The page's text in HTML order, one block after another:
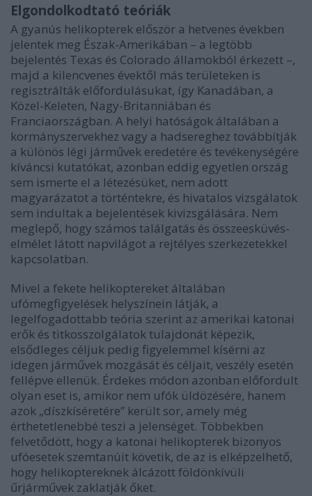
Elgondolkodtató teóriák
A gyanús helikopterek először a hetvenes években
jelentek meg Észak-Amerikában – a legtöbb
bejelentés Texas és Colorado államokból érkezett –,
majd a kilencvenes évektől más területeken is
regisztrálták előfordulásukat, így Kanadában, a
Közel-Keleten, Nagy-Britanniában és
Franciaországban. A helyi hatóságok általában a
kormányszervekhez vagy a hadsereghez továbbítják
a különös légi járművek eredetére és tevékenységére
kíváncsi kutatókat, azonban eddig egyetlen ország
sem ismerte el a létezésüket, nem adott
magyarázatot a történtekre, és hivatalos vizsgálatok
sem indultak a bejelentések kivizsgálására. Nem
meglepő, hogy számos találgatás és összeesküvés-
elmélet látott napvilágot a rejtélyes szerkezetekkel
kapcsolatban.
Mivel a fekete helikoptereket általában
ufómegfigyelések helyszínein látják, a
legelfogadottabb teória szerint az amerikai katonai
erők és titkosszolgálatok tulajdonát képezik,
elsődleges céljuk pedig figyelemmel kísérni az
idegen járművek mozgását és céljait, veszély esetén
fellépve ellenük. Érdekes módon azonban előfordult
olyan eset is, amikor nem ufók üldözésére, hanem
azok „díszkíséretére” került sor, amely még
érthetetlenebbé teszi a jelenséget. Többekben
felvetődött, hogy a katonai helikopterek bizonyos
ufóesetek szemtanúit követik, de az is elképzelhető,
hogy helikoptereknek álcázott földönkívüli
űrjárművek zaklatják őket.